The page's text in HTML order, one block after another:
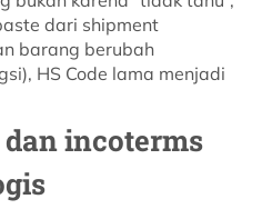
dari shipment
barang berubah
HS Code lama menjadi
incoterms